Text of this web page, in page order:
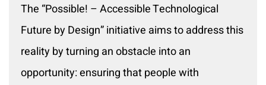
The “Possible! – Accessible Technological
Future by Design” initiative aims to address this
reality by turning an obstacle into an
opportunity: ensuring that people with